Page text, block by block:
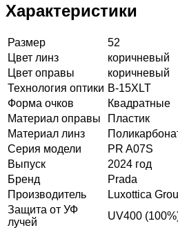
Характеристики
Размер
52
Цвет линз
коричневый
Цвет оправы
коричневый
Технология оптики B-15XLT
Форма очков
Квадратные
Материал оправы
Пластик
Материал линз
Серия модели
PR A07S
Выпуск
2024 год
Бренд
Prada
Производитель
Luxottica
Защита от УФ
лучей
UV400